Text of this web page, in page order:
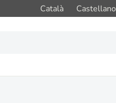
Català Castellano